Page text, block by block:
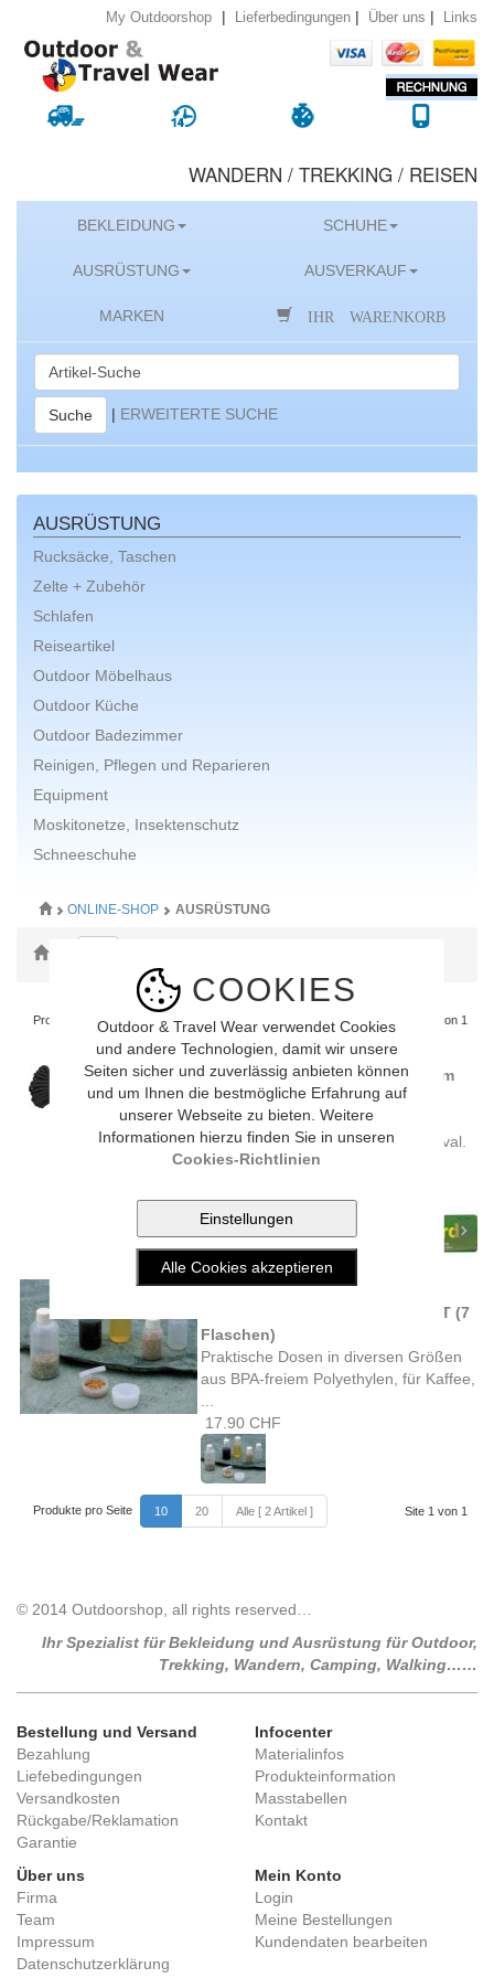
COOKIES
Outdoor & Travel Wear verwendet Cookies
und andere Technologien, damit wir unsere
Seiten sicher und zuverlässig anbieten können
und um Ihnen die bestmögliche Erfahrung auf
unserer Webseite zu bieten. Weitere
Informationen hierzu finden Sie in unseren
Cookies-Richtlinien
My Outdoorshop | Lieferbedingungen | Über uns | Links
WANDERN / TREKKING / REISEN
BEKLEIDUNG SCHUHE
AUSRÜSTUNG AUSVERKAUF
MARKEN IHR WARENKORB
Suche | ERWEITERTE SUCHE
AUSRÜSTUNG
Rucksäcke, Taschen
Zelte + Zubehör
Schlafen
Reiseartikel
Outdoor Möbelhaus
Outdoor Küche
Outdoor Badezimmer
Reinigen, Pflegen und Reparieren
Equipment
Moskitonetze, Insektenschutz
Schneeschuhe
ONLINE-SHOP AUSRÜSTUNG
Produkte pro Seite 10 Site 1 von 1
COGHLANS 'PARACORD' (15,25 m
schwarz)
Dieses Fallschirmseil ist ideal für
Outdoor, Camping, Jagd und Survival.
...
COGHLANS
KUNSTSTOFFDOSENSORTIMENT (7
Flaschen)
Praktische Dosen in diversen Größen
aus BPA-freiem Polyethylen, für Kaffee,
17.90 CHF
Produkte pro Seite 10 20 Alle [ 2 Artikel ] Site 1 von 1
© 2014 Outdoorshop, all rights reserved…
Ihr Spezialist für Bekleidung und Ausrüstung für Outdoor,
Trekking, Wandern, Camping, Walking……
Bestellung und Versand
Bezahlung
Liefebedingungen
Versandkosten
Rückgabe/Reklamation
Garantie
Infocenter
Materialinfos
Produkteinformation
Masstabellen
Kontakt
Über uns
Firma
Team
Impressum
Datenschutzerklärung
Mein Konto
Login
Meine Bestellungen
Kundendaten bearbeiten